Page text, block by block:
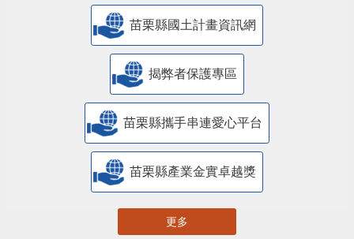
苗栗縣國土計畫資訊網
揭弊者保護專區
苗栗縣攜手串連愛心平台
苗栗縣產業金實卓越獎
更多